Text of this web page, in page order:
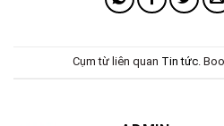
Cụm từ liên quan Tin tức.